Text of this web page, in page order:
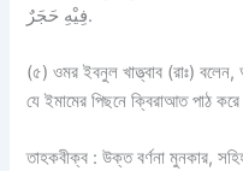
فِيْهِ حَجَرٌ.
(৫) ওমর ইবনুল খাত্ত্বাব (রাঃ)
যে ইমামের পিছনে ক্বিরাআত পাঠ
তাহকবীক্ব :উক্ত বর্ণনা মুনকার,